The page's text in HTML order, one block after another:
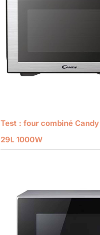
Test : four combiné Candy
29L 1000W